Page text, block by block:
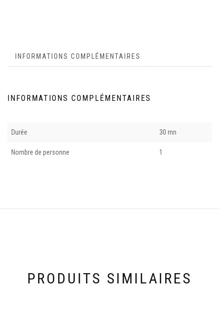
INFORMATIONS COMPLÉMENTAIRES
INFORMATIONS COMPLÉMENTAIRES
Durée 30 mn
Nombre de personne 1
PRODUITS SIMILAIRES